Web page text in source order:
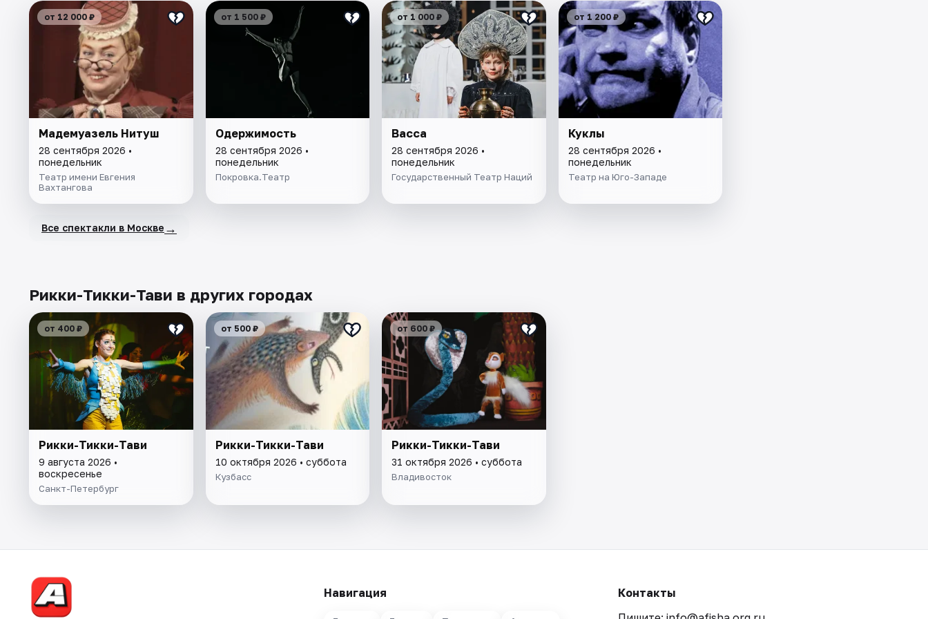
от 12 000 ₽
Мадемуазель Нитуш
28 сентября 2026 •
понедельник
Театр имени Евгения
Вахтангова
от 1 500 ₽
Одержимость
28 сентября 2026 •
понедельник
Покровка.Театр
от 1 000 ₽
Васса
28 сентября 2026 •
понедельник
Государственный Театр Наций
от 1 200 ₽
Куклы
28 сентября 2026 •
понедельник
Театр на Юго-Западе
Все спектакли в Москве →
Рикки-Тикки-Тави в других городах
от 400 ₽
Рикки-Тикки-Тави
9 августа 2026 •
воскресенье
Санкт-Петербург
от 500 ₽
Рикки-Тикки-Тави
10 октября 2026 • суббота
Кузбасс
от 600 ₽
Рикки-Тикки-Тави
31 октября 2026 • суббота
Владивосток
Навигация
Контакты